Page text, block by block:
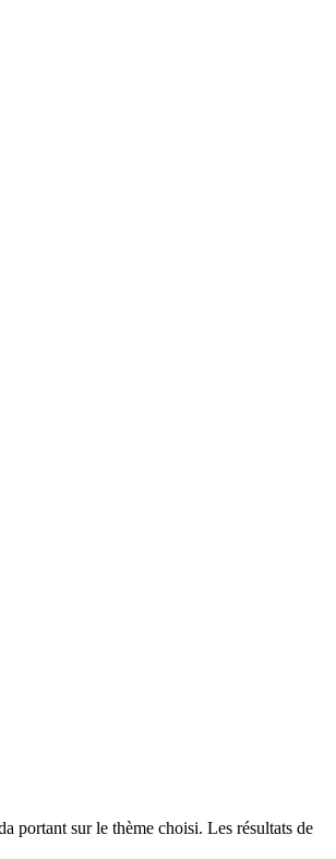
portant sur le thème choisi. Les résultats de